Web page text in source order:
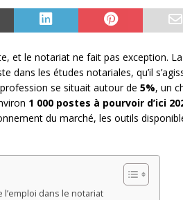
et le notariat ne fait pas exception. La
dans les études notariales, qu’il
se situait autour de 5%, un
1 000 postes à pourvoir d’ici
du marché, les outils
l’emploi dans le notariat